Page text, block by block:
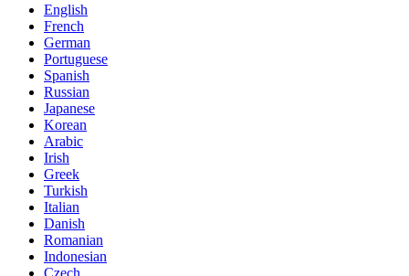
English
French
German
Portuguese
Spanish
Russian
Japanese
Korean
Arabic
Irish
Greek
Turkish
Italian
Danish
Romanian
Indonesian
Czech